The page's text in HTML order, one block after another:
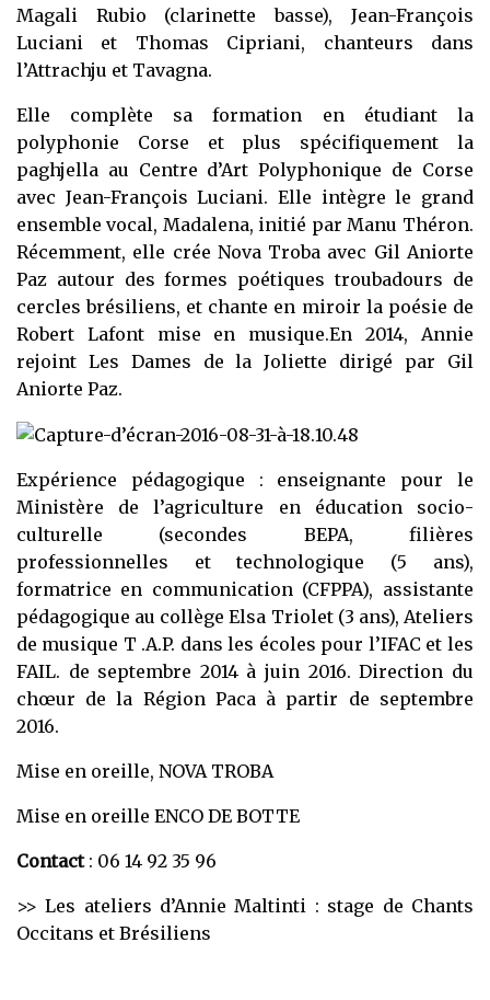
Magali Rubio (clarinette basse), Jean-François
Luciani et Thomas Cipriani, chanteurs dans
l’Attrachju et Tavagna.
Elle complète sa formation en étudiant la
polyphonie Corse et plus spécifiquement la
paghjella au Centre d’Art Polyphonique de Corse
avec Jean-François Luciani. Elle intègre le grand
ensemble vocal, Madalena, initié par Manu Théron.
Récemment, elle crée Nova Troba avec Gil Aniorte
Paz autour des formes poétiques troubadours de
cercles brésiliens, et chante en miroir la poésie de
Robert Lafont mise en musique.En 2014, Annie
rejoint Les Dames de la Joliette dirigé par Gil
Aniorte Paz.
Expérience pédagogique : enseignante pour le
Ministère de l’agriculture en éducation socio-
culturelle (secondes BEPA, filières
professionnelles et technologique (5 ans),
formatrice en communication (CFPPA), assistante
pédagogique au collège Elsa Triolet (3 ans), Ateliers
de musique T .A.P. dans les écoles pour l’IFAC et les
FAIL. de septembre 2014 à juin 2016. Direction du
chœur de la Région Paca à partir de septembre
2016.
Mise en oreille, NOVA TROBA
Mise en oreille ENCO DE BOTTE
Contact: 06 14 92 35 96
>> Les ateliers d’Annie Maltinti : stage de Chants
Occitans et Brésiliens